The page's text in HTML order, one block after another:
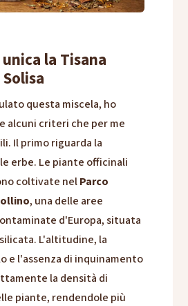
la Tisana
questa miscela, ho
alcuni criteri che per me
Il primo riguarda la
erbe. Le piante officinali
coltivate nelParco
, una delle aree
d'Europa, situata
L'altitudine, la
e l'assenza di inquinamento
la densità di
piante, rendendole più